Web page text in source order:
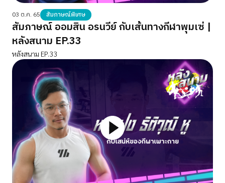
03 ต.ค. 65 สัมภาษณ์พิเศษ
สัมภาษณ์ ออมสิน อรนวีย์ กับเส้นทางกีฬาพุมเซ่ |
หลังสนาม EP.33
หลังสนาม EP.33